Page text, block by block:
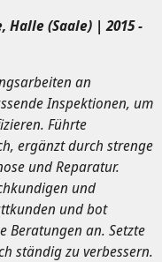
Halle (Saale) | 2015 -
an
Inspektionen, um
Führte
ergänzt durch strenge
und Reparatur.
und
und bot
Beratungen an. Setzte
ständig zu verbessern.